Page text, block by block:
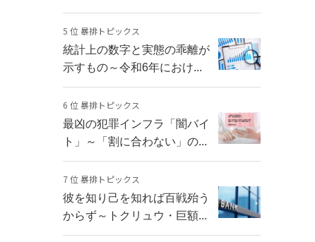
5 位 暴排トピックス
統計上の数字と実態の乖離が
示すもの～令和6年におけ...
6 位 暴排トピックス
最凶の犯罪インフラ「闇バイ
ト」～「割に合わない」の...
7 位 暴排トピックス
彼を知り己を知れば百戦殆う
からず～トクリュウ・巨額...